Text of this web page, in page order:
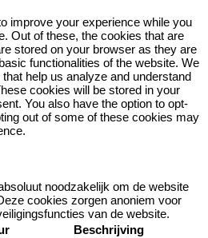
improve your experience while you
Out of these, the cookies that are
stored on your browser as they are
functionalities of the website. We
help us analyze and understand
cookies will be stored in your
You also have the option to opt-
out of some of these cookies may
noodzakelijk om de website
cookies zorgen anoniem voor
van de website.
Beschrijving